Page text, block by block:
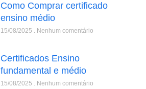
Como Comprar certificado
ensino médio
15/08/2025 Nenhum comentário
Certificados Ensino
fundamental e médio
15/08/2025 Nenhum comentário